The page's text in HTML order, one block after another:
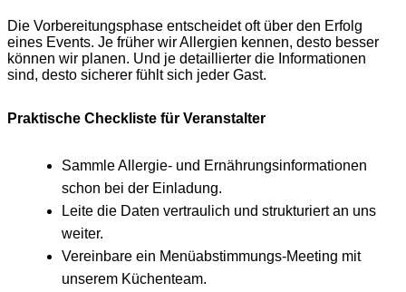
Die Vorbereitungsphase entscheidet oft über den Erfolg
eines Events. Je früher wir Allergien kennen, desto besser
können wir planen. Und je detaillierter die Informationen
sind, desto sicherer fühlt sich jeder Gast.
Praktische Checkliste für Veranstalter
Sammle Allergie- und Ernährungsinformationen
schon bei der Einladung.
Leite die Daten vertraulich und strukturiert an uns
weiter.
Vereinbare ein Menüabstimmungs-Meeting mit
unserem Küchenteam.